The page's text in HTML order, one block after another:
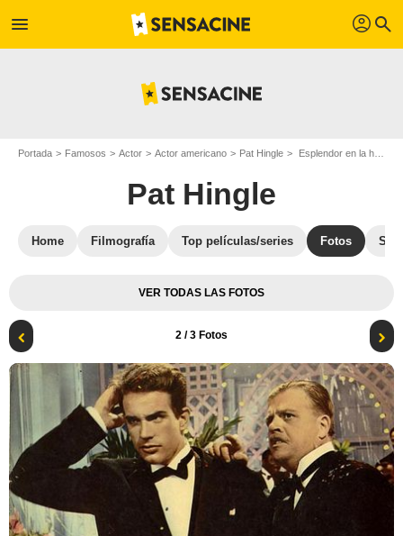
menu profil search
Portada Famosos Actor Actor americano Pat Hingle Esplendor en la hierba : Foto Pat Hingle, Elia Kazan, Warren Beatty
Pat Hingle
Home Filmografía Top películas/series Fotos
VER TODAS LAS FOTOS
2 / 3 Fotos